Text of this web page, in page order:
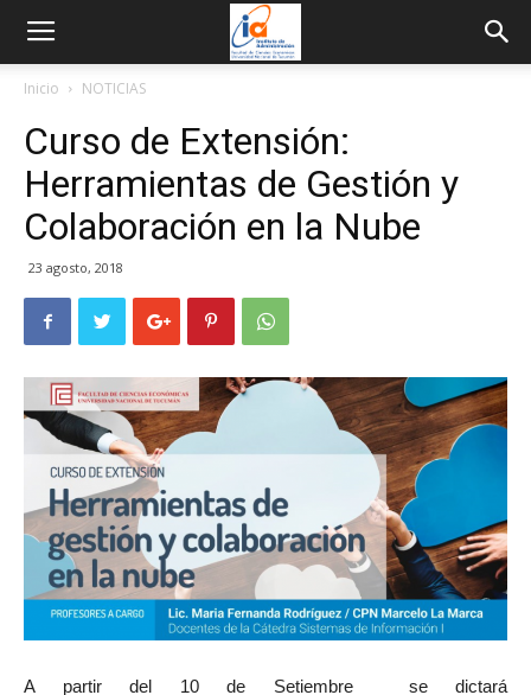
Inicio NOTICIAS
Curso de Extensión:
Herramientas de Gestión y
Colaboración en la Nube
23 agosto, 2018
A partir del 10 de Setiembre se dictará